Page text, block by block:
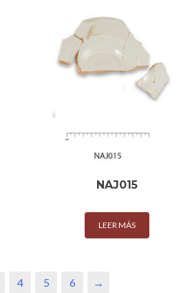
NAJ015
LEER MÁS
4 5 6 →